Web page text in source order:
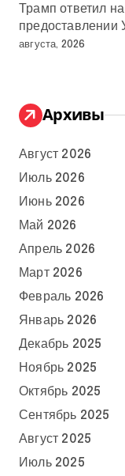
Трамп ответил
августа, 2026
Архивы
Август 2026
Июль 2026
Июнь 2026
Май 2026
Апрель 2026
Март 2026
Февраль 2026
Январь 2026
Декабрь 2025
Ноябрь 2025
Октябрь 2025
Сентябрь 2025
Август 2025
Июль 2025